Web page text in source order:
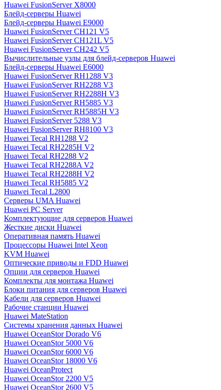
Huawei FusionServer X8000
Блейд-серверы Huawei
Блейд-серверы Huawei E9000
Huawei FusionServer CH121 V5
Huawei FusionServer CH121L V5
Huawei FusionServer CH242 V5
Вычислительные узлы для блейд-серверов Huawei
Блейд-серверы Huawei E6000
Huawei FusionServer RH1288 V3
Huawei FusionServer RH2288 V3
Huawei FusionServer RH2288H V3
Huawei FusionServer RH5885 V3
Huawei FusionServer RH5885H V3
Huawei FusionServer 5288 V3
Huawei FusionServer RH8100 V3
Huawei Tecal RH1288 V2
Huawei Tecal RH2285H V2
Huawei Tecal RH2288 V2
Huawei Tecal RH2288A V2
Huawei Tecal RH2288H V2
Huawei Tecal RH5885 V2
Huawei Tecal L2800
Серверы UMA Huawei
Huawei PC Server
Комплектующие для серверов Huawei
Жесткие диски Huawei
Оперативная память Huawei
Процессоры Huawei Intel Xeon
KVM Huawei
Оптические приводы и FDD Huawei
Опции для серверов Huawei
Комплекты для монтажа Huawei
Блоки питания для серверов Huawei
Кабели для серверов Huawei
Рабочие станции Huawei
Huawei MateStation
Системы хранения данных Huawei
Huawei OceanStor Dorado V6
Huawei OceanStor 5000 V6
Huawei OceanStor 6000 V6
Huawei OceanStor 18000 V6
Huawei OceanProtect
Huawei OceanStor 2200 V5
Huawei OceanStor 2600 V5